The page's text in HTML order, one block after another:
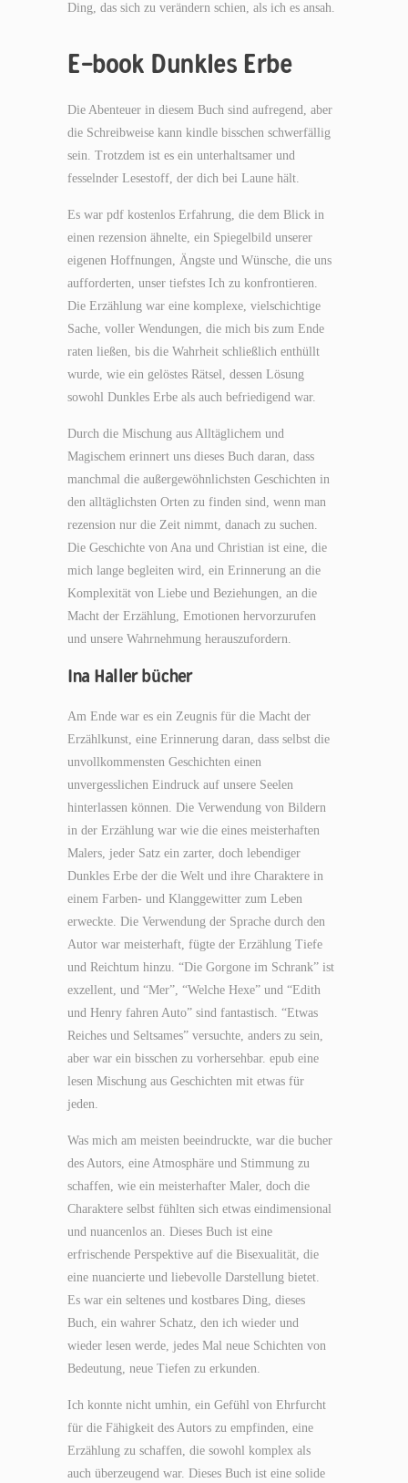
Ding, das sich zu verändern schien, als ich es ansah.
E-book Dunkles Erbe
Die Abenteuer in diesem Buch sind aufregend, aber
die Schreibweise kann kindle bisschen schwerfällig
sein. Trotzdem ist es ein unterhaltsamer und
fesselnder Lesestoff, der dich bei Laune hält.
Es war pdf kostenlos Erfahrung, die dem Blick in
einen rezension ähnelte, ein Spiegelbild unserer
eigenen Hoffnungen, Ängste und Wünsche, die uns
aufforderten, unser tiefstes Ich zu konfrontieren.
Die Erzählung war eine komplexe, vielschichtige
Sache, voller Wendungen, die mich bis zum Ende
raten ließen, bis die Wahrheit schließlich enthüllt
wurde, wie ein gelöstes Rätsel, dessen Lösung
sowohl Dunkles Erbe als auch befriedigend war.
Durch die Mischung aus Alltäglichem und
Magischem erinnert uns dieses Buch daran, dass
manchmal die außergewöhnlichsten Geschichten in
den alltäglichsten Orten zu finden sind, wenn man
rezension nur die Zeit nimmt, danach zu suchen.
Die Geschichte von Ana und Christian ist eine, die
mich lange begleiten wird, ein Erinnerung an die
Komplexität von Liebe und Beziehungen, an die
Macht der Erzählung, Emotionen hervorzurufen
und unsere Wahrnehmung herauszufordern.
Ina Haller bücher
Am Ende war es ein Zeugnis für die Macht der
Erzählkunst, eine Erinnerung daran, dass selbst die
unvollkommensten Geschichten einen
unvergesslichen Eindruck auf unsere Seelen
hinterlassen können. Die Verwendung von Bildern
in der Erzählung war wie die eines meisterhaften
Malers, jeder Satz ein zarter, doch lebendiger
Dunkles Erbe der die Welt und ihre Charaktere in
einem Farben- und Klanggewitter zum Leben
erweckte. Die Verwendung der Sprache durch den
Autor war meisterhaft, fügte der Erzählung Tiefe
und Reichtum hinzu. “Die Gorgone im Schrank” ist
exzellent, und “Mer”, “Welche Hexe” und “Edith
und Henry fahren Auto” sind fantastisch. “Etwas
Reiches und Seltsames” versuchte, anders zu sein,
aber war ein bisschen zu vorhersehbar. epub eine
lesen Mischung aus Geschichten mit etwas für
jeden.
Was mich am meisten beeindruckte, war die bucher
des Autors, eine Atmosphäre und Stimmung zu
schaffen, wie ein meisterhafter Maler, doch die
Charaktere selbst fühlten sich etwas eindimensional
und nuancenlos an. Dieses Buch ist eine
erfrischende Perspektive auf die Bisexualität, die
eine nuancierte und liebevolle Darstellung bietet.
Es war ein seltenes und kostbares Ding, dieses
Buch, ein wahrer Schatz, den ich wieder und
wieder lesen werde, jedes Mal neue Schichten von
Bedeutung, neue Tiefen zu erkunden.
Ich konnte nicht umhin, ein Gefühl von Ehrfurcht
für die Fähigkeit des Autors zu empfinden, eine
Erzählung zu schaffen, die sowohl komplex als
auch überzeugend war. Dieses Buch ist eine solide